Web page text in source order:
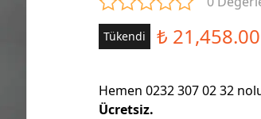
Tükendi ₺ 21,458.00
Hemen 0232 307 02 32
Ücretsiz.